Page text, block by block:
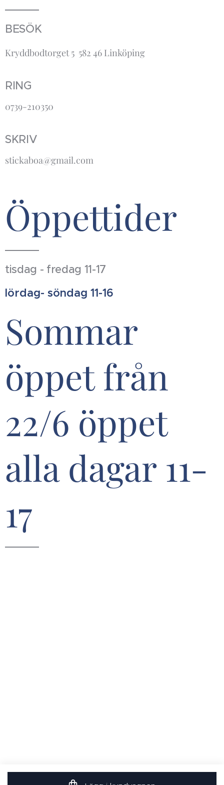
BESÖK
Kryddbodtorget 5 582 46 Linköping
RING
0739-210350
SKRIV
stickaboa@gmail.com
Öppettider
tisdag - fredag 11-17
lördag- söndag 11-16
Sommar
öppet från
22/6 öppet
alla dagar 11-
17